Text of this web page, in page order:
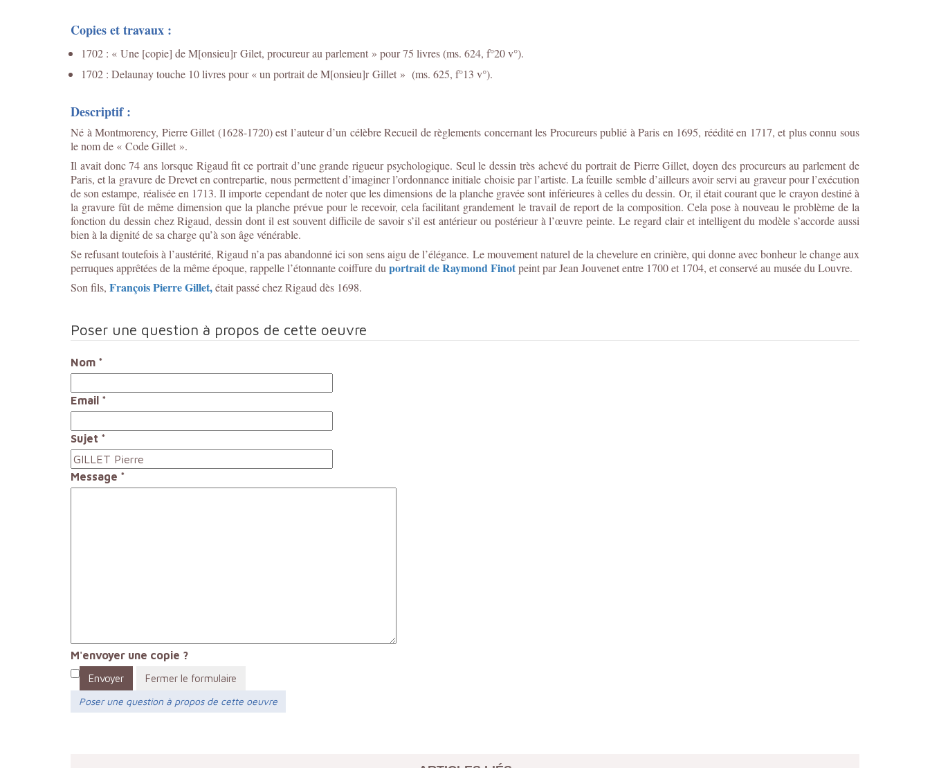
Copies et travaux :
1702 : « Une [copie] de M[onsieu]r Gilet, procureur au parlement » pour 75 livres (ms. 624, f°20 v°).
1702 : Delaunay touche 10 livres pour « un portrait de M[onsieu]r Gillet » (ms. 625, f°13 v°).
Descriptif :
Né à Montmorency, Pierre Gillet (1628-1720) est l’auteur d’un célèbre Recueil de règlements concernant les Procureurs publié à Paris en 1695, réédité en 1717, et plus connu sous
le nom de « Code Gillet ».
Il avait donc 74 ans lorsque Rigaud fit ce portrait d’une grande rigueur psychologique. Seul le dessin très achevé du portrait de Pierre Gillet, doyen des procureurs au parlement de
Paris, et la gravure de Drevet en contrepartie, nous permettent d’imaginer l’ordonnance initiale choisie par l’artiste. La feuille semble d’ailleurs avoir servi au graveur pour l’exécution
de son estampe, réalisée en 1713. Il importe cependant de noter que les dimensions de la planche gravée sont inférieures à celles du dessin. Or, il était courant que le crayon destiné à
la gravure fût de même dimension que la planche prévue pour le recevoir, cela facilitant grandement le travail de report de la composition. Cela pose à nouveau le problème de la
fonction du dessin chez Rigaud, dessin dont il est souvent difficile de savoir s’il est antérieur ou postérieur à l’œuvre peinte. Le regard clair et intelligent du modèle s’accorde aussi
bien à la dignité de sa charge qu’à son âge vénérable.
Se refusant toutefois à l’austérité, Rigaud n’a pas abandonné ici son sens aigu de l’élégance. Le mouvement naturel de la chevelure en crinière, qui donne avec bonheur le change aux
perruques apprêtées de la même époque, rappelle l’étonnante coiffure du portrait de Raymond Finotpeint par Jean Jouvenet entre 1700 et 1704, et conservé au musée du Louvre.
Son fils, François Pierre Gillet,était passé chez Rigaud dès 1698.
Poser une question à propos de cette oeuvre
Nom *
Email *
Sujet *
Message *
M'envoyer une copie ?
Envoyer
Fermer le formulaire
Poser une question à propos de cette oeuvre